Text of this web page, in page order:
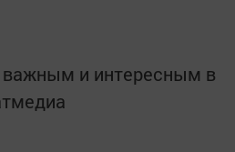
и интересным в